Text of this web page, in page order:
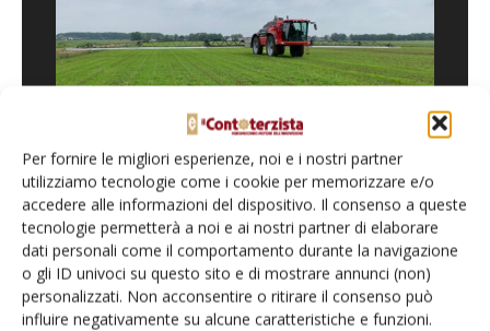
Per fornire le migliori esperienze, noi e i nostri partner
utilizziamo tecnologie come i cookie per memorizzare e/o
accedere alle informazioni del dispositivo. Il consenso a queste
tecnologie permetterà a noi e ai nostri partner di elaborare
dati personali come il comportamento durante la navigazione
o gli ID univoci su questo sito e di mostrare annunci (non)
personalizzati. Non acconsentire o ritirare il consenso può
influire negativamente su alcune caratteristiche e funzioni.
Di recente acquisto, i Ten Hove possiedono anche un’irroratrice semovente Horsch
PT6300 con serbatoio da 6.000 litri e barra da 36 metri
Parola d’ordine: diversificare
Oltre ai lavori agricoli, l’azienda opera anche nel movimento